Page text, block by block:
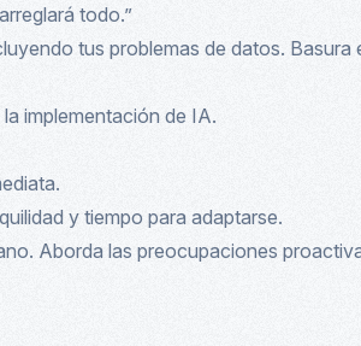
todo.”
tus problemas de datos. Basura
implementación de IA.
y tiempo para adaptarse.
Aborda las preocupaciones